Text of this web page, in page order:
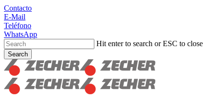
Skip
to
main
content
Contacto
E-Mail
Teléfono
WhatsApp
Hit enter to search or ESC to close
Search
Close
Search